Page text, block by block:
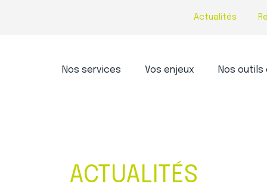
Actualités
Principal
Nos services Vos enjeux Nos outils
ACTUALITÉS